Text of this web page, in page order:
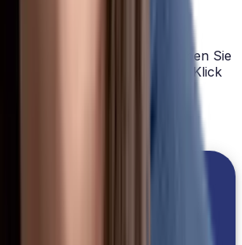
Schnittstelle.
Lohnabrechnung übergeben Sie
per Klick
Kunden